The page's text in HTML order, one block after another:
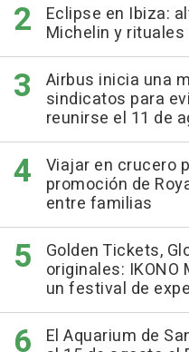
Eclipse en Ibiza:
Michelin y rituales
Airbus inicia una
sindicatos para
reunirse el 11 de
Viajar en crucero
promoción de
entre familias
Golden Tickets,
originales:
un festival de
El Aquarium de